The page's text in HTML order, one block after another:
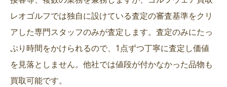
レオゴルフでは独自に設けている査定の審査基準をクリ
アした専門スタッフのみが査定します。査定のみにたっ
ぷり時間をかけられるので、1点ずつ丁寧に査定し価値
を見落としません。他社では値段が付かなかった品物も
買取可能です。